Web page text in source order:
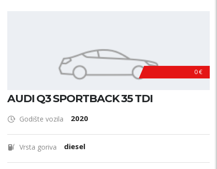
Vrsta goriva?
0 €
AUDI Q3 SPORTBACK 35 TDI
Godište vozila 2020
Vrsta goriva diesel